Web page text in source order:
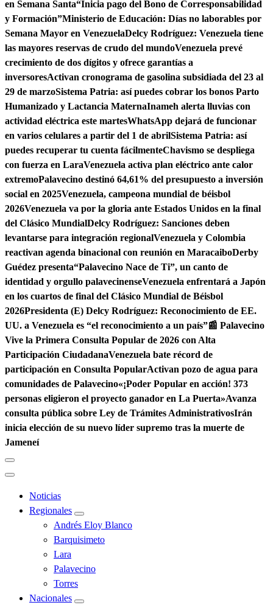
en Semana Santa“Inicia pago del Bono de Corresponsabilidad
y Formación”Ministerio de Educación: Días no laborables por
Semana Mayor en VenezuelaDelcy Rodríguez: Venezuela tiene
las mayores reservas de crudo del mundoVenezuela prevé
crecimiento de dos dígitos y ofrece garantías a
inversoresActivan cronograma de gasolina subsidiada del 23 al
29 de marzoSistema Patria: así puedes cobrar los bonos Parto
Humanizado y Lactancia MaternaInameh alerta lluvias con
actividad eléctrica este martesWhatsApp dejará de funcionar
en varios celulares a partir del 1 de abrilSistema Patria: así
puedes recuperar tu cuenta fácilmenteChavismo se despliega
con fuerza en LaraVenezuela activa plan eléctrico ante calor
extremoPalavecino destinó 64,61% del presupuesto a inversión
social en 2025Venezuela, campeona mundial de béisbol
2026Venezuela va por la gloria ante Estados Unidos en la final
del Clásico MundialDelcy Rodríguez: Sanciones deben
levantarse para integración regionalVenezuela y Colombia
reactivan agenda binacional con reunión en MaracaiboDerby
Guédez presenta“Palavecino Nace de Ti”, un canto de
identidad y orgullo palavecinenseVenezuela enfrentará a Japón
en los cuartos de final del Clásico Mundial de Béisbol
2026Presidenta (E) Delcy Rodríguez: Reconocimiento de EE.
UU. a Venezuela es “el reconocimiento a un país”📰 Palavecino
Vive la Primera Consulta Popular de 2026 con Alta
Participación CiudadanaVenezuela bate récord de
participación en Consulta PopularActivan pozo de agua para
comunidades de Palavecino«¡Poder Popular en acción! 373
personas eligieron el proyecto ganador en La Puerta»Avanza
consulta pública sobre Ley de Trámites AdministrativosIrán
inicia elección de su nuevo líder supremo tras la muerte de
Jameneí
Noticias
Regionales
Andrés Eloy Blanco
Barquisimeto
Lara
Palavecino
Torres
Nacionales